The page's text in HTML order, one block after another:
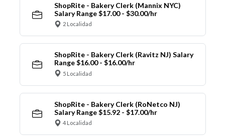
ShopRite - Bakery Clerk (Mannix NYC)
Salary Range $17.00 - $30.00/hr
2 Localidad
ShopRite - Bakery Clerk (Ravitz NJ) Salary
Range $16.00 - $16.00/hr
5 Localidad
ShopRite - Bakery Clerk (RoNetco NJ)
Salary Range $15.92 - $17.00/hr
4 Localidad